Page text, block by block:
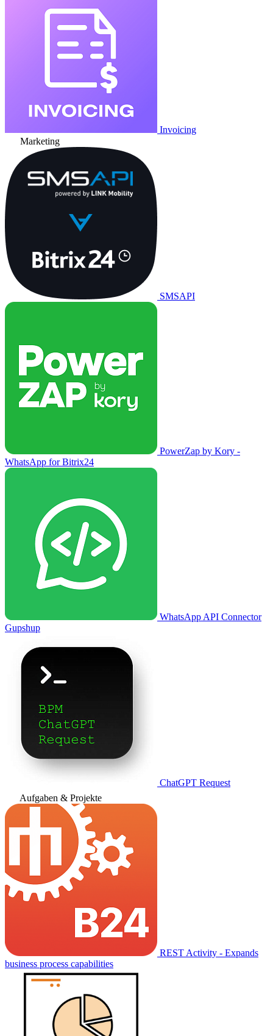
Invoicing
Marketing
SMSAPI
PowerZap by Kory -
WhatsApp for Bitrix24
WhatsApp API Connector
Gupshup
ChatGPT Request
Aufgaben & Projekte
REST Activity - Expands
business process capabilities